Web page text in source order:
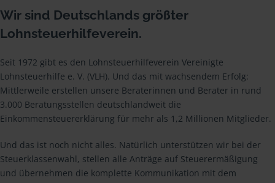
Wir sind Deutschlands größter
Lohnsteuerhilfeverein.
Seit 1972 gibt es den Lohnsteuerhilfeverein Vereinigte
Lohnsteuerhilfe e. V. (VLH). Und das mit wachsendem Erfolg:
Mittlerweile erstellen unsere Beraterinnen und Berater in rund
3.000 Beratungsstellen deutschlandweit die
Einkommensteuererklärung für mehr als 1,2 Millionen Mitglieder.
Und das ist noch nicht alles. Natürlich unterstützen wir bei der
Steuerklassenwahl, stellen alle Anträge auf Steuerermäßigung
und übernehmen die komplette Kommunikation mit dem